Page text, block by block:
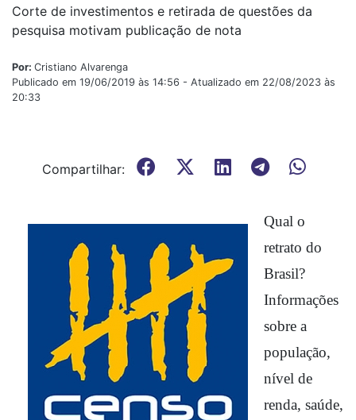
Corte de investimentos e retirada de questões da
pesquisa motivam publicação de nota
Por: Cristiano Alvarenga
Publicado em 19/06/2019 às 14:56 - Atualizado em 22/08/2023 às
20:33
Compartilhar:
Qual o
retrato do
Brasil?
Informações
sobre a
população,
nível de
renda, saúde,